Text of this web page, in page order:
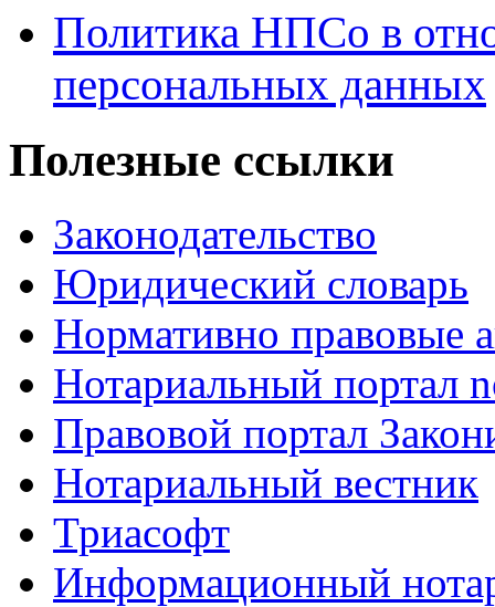
Политика НПСо в
персональных данных
Полезные ссылки
Законодательство
Юридический словарь
Нормативно правовые
Нотариальный портал
Правовой портал
Нотариальный вестник
Триасофт
Информационный